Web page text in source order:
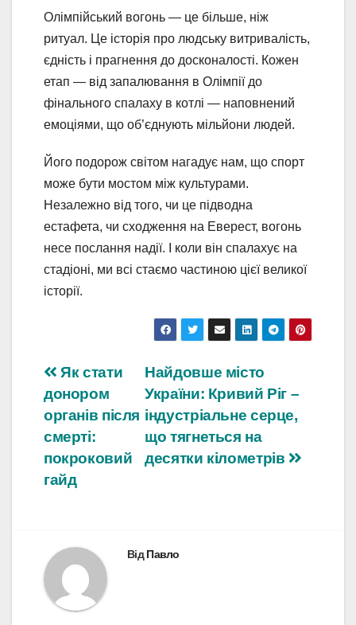
Олімпійський вогонь — це більше, ніж
ритуал. Це історія про людську витривалість,
єдність і прагнення до досконалості. Кожен
етап — від запалювання в Олімпії до
фінального спалаху в котлі — наповнений
емоціями, що об’єднують мільйони людей.
Його подорож світом нагадує нам, що спорт
може бути мостом між культурами.
Незалежно від того, чи це підводна
естафета, чи сходження на Еверест, вогонь
несе послання надії. І коли він спалахує на
стадіоні, ми всі стаємо частиною цієї великої
історії.
Навігація
записів
Найдовше місто
України: Кривий Ріг –
індустріальне серце,
що тягнеться на
десятки кілометрів
Як стати
донором
органів після
смерті:
покроковий
гайд
ВідПавло